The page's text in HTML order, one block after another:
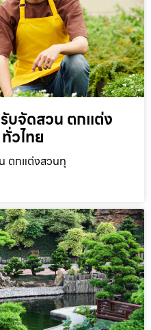
บจัดสวน ตกแต่ง
วไทย
ตกแต่งสวนทุ